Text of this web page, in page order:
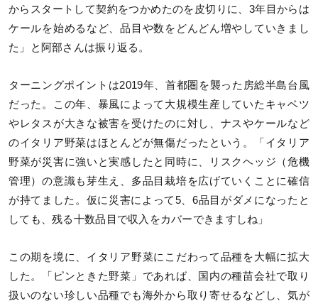
からスタートして契約をつかめたのを皮切りに、3年目からは
ケールを始めるなど、品目や数をどんどん増やしていきまし
た」と阿部さんは振り返る。
ターニングポイントは2019年、首都圏を襲った房総半島台風
だった。この年、暴風によって大規模生産していたキャベツ
やレタスが大きな被害を受けたのに対し、ナスやケールなど
のイタリア野菜はほとんどが無傷だったという。「イタリア
野菜が災害に強いと実感したと同時に、リスクヘッジ（危機
管理）の意識も芽生え、多品目栽培を広げていくことに確信
が持てました。仮に災害によって5、6品目がダメになったと
しても、残る十数品目で収入をカバーできますしね」
この期を境に、イタリア野菜にこだわって品種を大幅に拡大
した。「ピンときた野菜」であれば、国内の種苗会社で取り
扱いのない珍しい品種でも海外から取り寄せるなどし、気が